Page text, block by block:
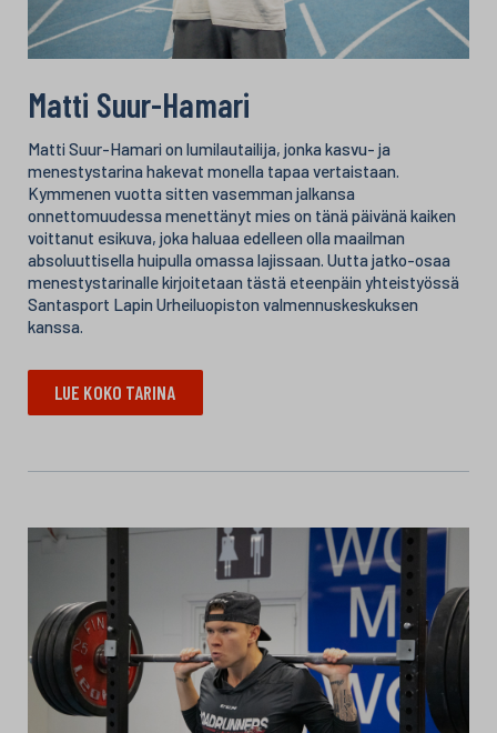
Matti Suur-Hamari
Matti Suur-Hamari on lumilautailija, jonka kasvu- ja
menestystarina hakevat monella tapaa vertaistaan.
Kymmenen vuotta sitten vasemman jalkansa
onnettomuudessa menettänyt mies on tänä päivänä kaiken
voittanut esikuva, joka haluaa edelleen olla maailman
absoluuttisella huipulla omassa lajissaan. Uutta jatko-osaa
menestystarinalle kirjoitetaan tästä eteenpäin yhteistyössä
Santasport Lapin Urheiluopiston valmennuskeskuksen
kanssa.
LUE KOKO TARINA